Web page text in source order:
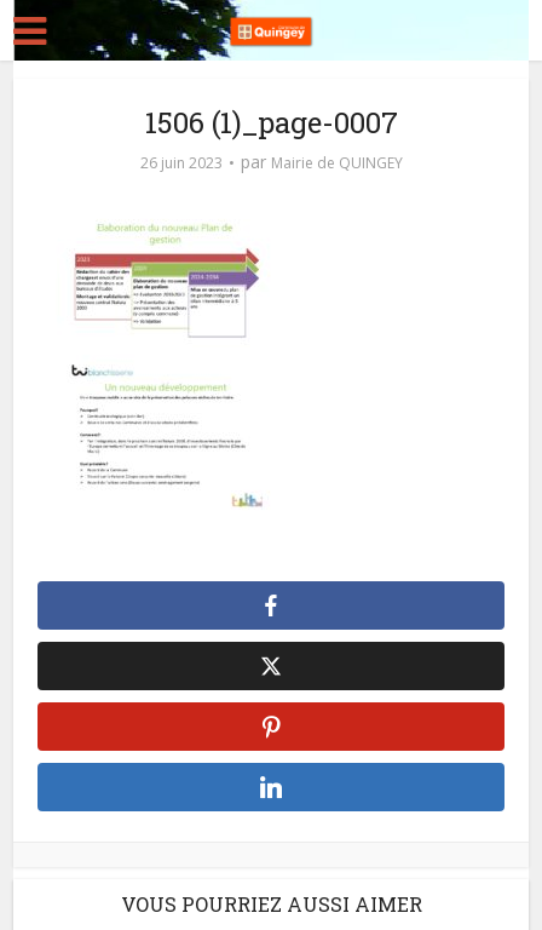
1506 (1)_page-0007
26 juin 2023 par Mairie de QUINGEY
VOUS POURRIEZ AUSSI AIMER